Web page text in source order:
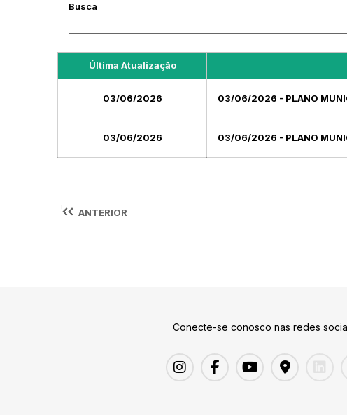
Busca
Última Atualização
03/06/2026 03/06/2026 - PLANO
03/06/2026 03/06/2026 - PLANO
ANTERIOR
Conecte-se conosco nas redes